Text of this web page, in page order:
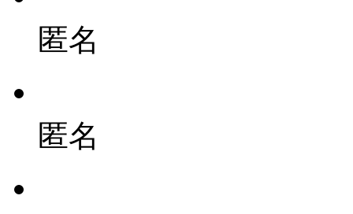
匿名
匿名